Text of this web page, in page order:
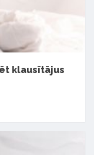
klausītājus